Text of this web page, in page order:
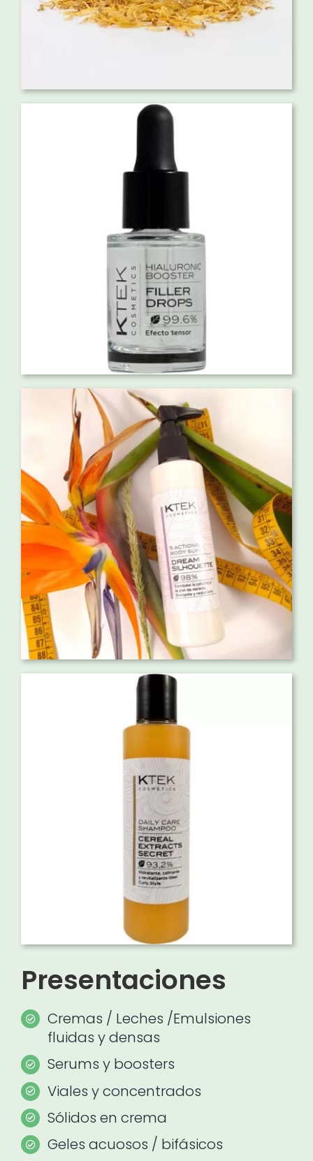
Presentaciones
Cremas / Leches /Emulsiones
fluidas y densas
Serums y boosters
Viales y concentrados
Sólidos en crema
Geles acuosos / bifásicos